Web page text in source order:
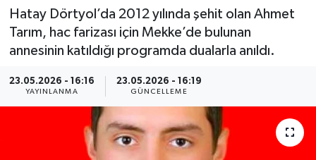
Hatay Dörtyol’da 2012 yılında şehit olan Ahmet
Tarım, hac farizası için Mekke’de bulunan
annesinin katıldığı programda dualarla anıldı.
23.05.2026 - 16:16
YAYINLANMA
23.05.2026 - 16:19
GÜNCELLEME
Ekonomi
Emlak
Gündem
Son Dakika Haberleri